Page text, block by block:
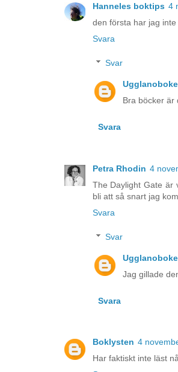
Hanneles boktips 4
den första har jag
Svara
Svar
Bra böcker är
Svara
Petra Rhodin 4
The Daylight Gate är
bli att så snart jag
Svara
Svar
Jag gillade
Svara
Boklysten 4
Har faktiskt inte läst